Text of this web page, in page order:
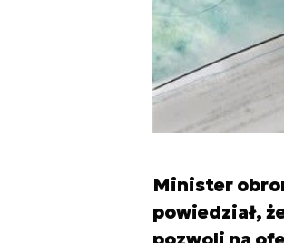
Minister
powiedział,